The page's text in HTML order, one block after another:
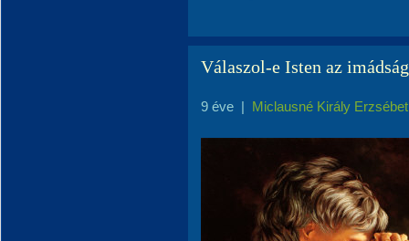
Válaszol-e Isten az
9 éve | Miclausné Király Erzsébet